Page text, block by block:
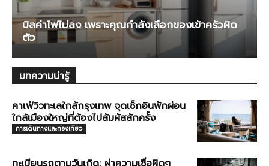
บิลค่าไฟไม่ลง เพราะคุณกำลังเลือกของเข้าครัวผิด
ตัว
บทความน่ารู้
คาเฟ่วิวทะเลใกล้กรุงเทพ จุดเช็กอินพักผ่อน
ใกล้เมืองใหญ่ที่ต้องไปสัมผัสสักครั้ง
การเดินทางและท่องเที่ยว